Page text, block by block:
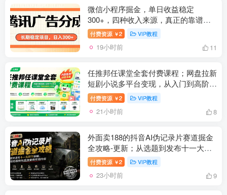
微信小程序掘金，单日收益稳定
300+，四种收入来源，真正的靠谱可
落地项目
付费资源 ￥2 VIP教程
19小时前 11
任推邦任课堂全套付费课程；网盘拉新
短剧小说多平台变现，从入门到高阶零
基础也能轻松上手实操
付费资源 ￥2 VIP教程
21小时前 8
外面卖188的抖音AI伪记录片赛道掘金
全攻略-更新；从选题到发布十一大环
节拆解，零基础也能做出高流量真实感
内容
付费资源 ￥2 VIP教程
23小时前 9